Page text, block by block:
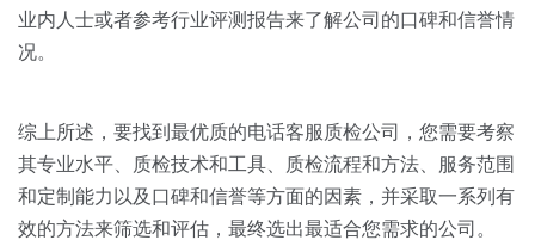
业内人士或者参考行业评测报告来了解公司的口碑和信誉情
况。
综上所述，要找到最优质的电话客服质检公司，您需要考察
其专业水平、质检技术和工具、质检流程和方法、服务范围
和定制能力以及口碑和信誉等方面的因素，并采取一系列有
效的方法来筛选和评估，最终选出最适合您需求的公司。